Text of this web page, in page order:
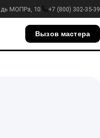
МОПРа, 10 +7 (800) 302-35-39
Вызов мастера